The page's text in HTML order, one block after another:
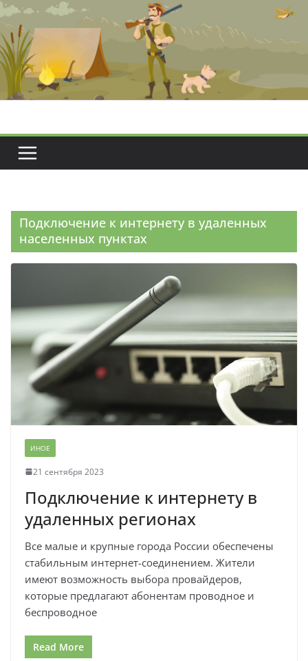
Перейти
содержимому
Подключение к интернету в удаленных
населенных пунктах
ИНОЕ
21 сентября 2023
Подключение к интернету в
удаленных регионах
Все малые и крупные города России обеспечены
стабильным интернет-соединением. Жители
имеют возможность выбора провайдеров,
которые предлагают абонентам проводное и
беспроводное
Read More